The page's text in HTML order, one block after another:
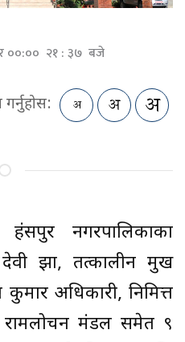
००:०० २१ : ३७ बजे
गर्नुहोस:
नगरपालिकाका
झा, तत्कालीन प्रमुख
अधिकारी, निमित्त
रामलोचन मंडल समेत ९